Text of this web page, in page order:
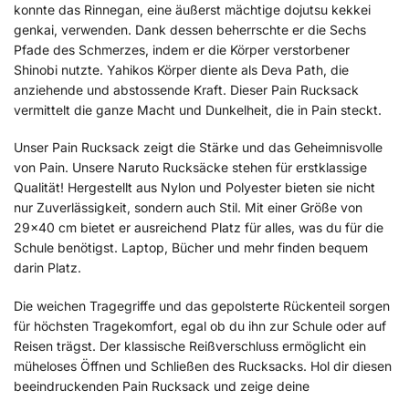
konnte das Rinnegan, eine äußerst mächtige dojutsu kekkei
genkai, verwenden. Dank dessen beherrschte er die Sechs
Pfade des Schmerzes, indem er die Körper verstorbener
Shinobi nutzte. Yahikos Körper diente als Deva Path, die
anziehende und abstossende Kraft. Dieser Pain Rucksack
vermittelt die ganze Macht und Dunkelheit, die in Pain steckt.
Unser Pain Rucksack zeigt die Stärke und das Geheimnisvolle
von Pain. Unsere Naruto Rucksäcke stehen für erstklassige
Qualität! Hergestellt aus Nylon und Polyester bieten sie nicht
nur Zuverlässigkeit, sondern auch Stil. Mit einer Größe von
29×40 cm bietet er ausreichend Platz für alles, was du für die
Schule benötigst. Laptop, Bücher und mehr finden bequem
darin Platz.
Die weichen Tragegriffe und das gepolsterte Rückenteil sorgen
für höchsten Tragekomfort, egal ob du ihn zur Schule oder auf
Reisen trägst. Der klassische Reißverschluss ermöglicht ein
müheloses Öffnen und Schließen des Rucksacks. Hol dir diesen
beeindruckenden Pain Rucksack und zeige deine